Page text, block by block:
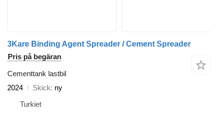
3Kare Binding Agent Spreader / Cement Spreader
Pris på begäran
Cementtank lastbil
2024
Skick ny
Turkiet